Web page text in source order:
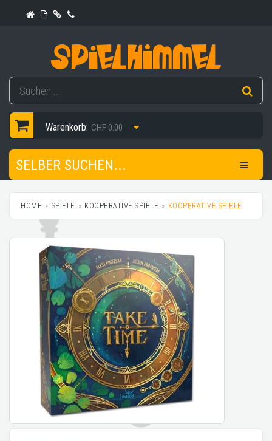
Warenkorb: CHF 0.00
SELBER SUCHEN...
HOME SPIELE KOOPERATIVE SPIELE KOOPERATIVE SPIELE